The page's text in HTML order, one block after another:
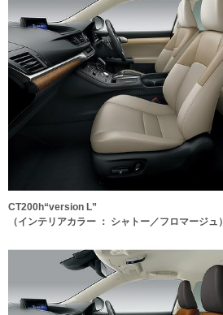
CT200h“version L”
（インテリアカラー ： シャトー／フロマージュ）